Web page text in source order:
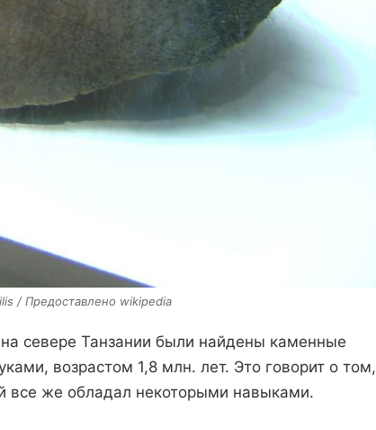
/ Предоставлено wikipedia
севере Танзании были найдены каменные
возрастом 1,8 млн. лет. Это говорит о том,
все же обладал некоторыми навыками.